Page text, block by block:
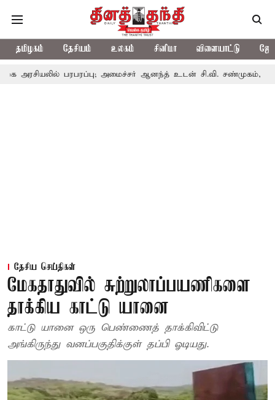
தமிழகம் தேசியம் உலகம் சினிமா விளையாட்டு
பரபரப்பு; அமைச்சர் ஆனந்த் உடன் சி.வி. சண்முகம், வேலுமணி
தேசிய செய்திகள்
மேக‌தாதுவில் சுற்றுலாப்பயணிகளை
தாக்கிய காட்டு யானை
காட்டு யானை ஒரு பெண்ணைத் தாக்கிவிட்டு
அங்கிருந்து வனப்பகுதிக்குள் தப்பி ஓடியது.